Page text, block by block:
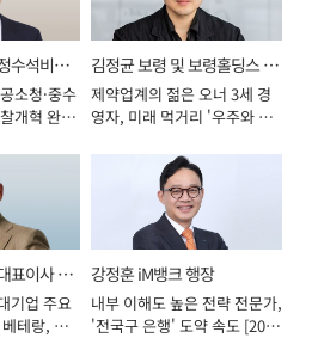
수석비서
소청·중수
개혁 완수
김정균 보령 및 보령홀딩스 대
표이사 사장
제약업계의 젊은 오너 3세 경
영자, 미래 먹거리 '우주와 헬
표이사 사
기업 주요
테랑, 신
강정훈 iM뱅크 행장
내부 이해도 높은 전략 전문가,
'전국구 은행' 도약 속도 [2026